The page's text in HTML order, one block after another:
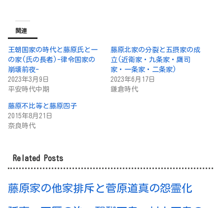
関連
王朝国家の時代と藤原氏と一
の家(氏の長者)-律令国家の
崩壊前夜-
2023年3月9日
平安時代中期
藤原北家の分裂と五摂家の成
立(近衛家・九条家・鷹司
家・一条家・二条家)
2023年6月17日
鎌倉時代
藤原不比等と藤原四子
2015年8月21日
奈良時代
Related Posts
藤原家の他家排斥と菅原道真の怨霊化